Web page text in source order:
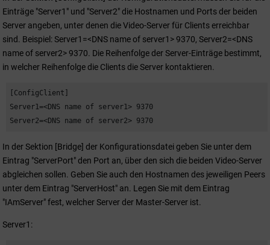
Einträge "Server1" und "Server2" die Hostnamen und Ports der beiden
Server angeben, unter denen die Video-Server für Clients erreichbar
sind. Beispiel: Server1=<DNS name of server1> 9370, Server2=<DNS
name of server2> 9370. Die Reihenfolge der Server-Einträge bestimmt,
in welcher Reihenfolge die Clients die Server kontaktieren.
[ConfigClient]
Server1=<DNS name of server1> 9370
Server2=<DNS name of server2> 9370
In der Sektion [Bridge] der Konfigurationsdatei geben Sie unter dem
Eintrag "ServerPort" den Port an, über den sich die beiden Video-Server
abgleichen sollen. Geben Sie auch den Hostnamen des jeweiligen Peers
unter dem Eintrag "ServerHost" an. Legen Sie mit dem Eintrag
"IAmServer" fest, welcher Server der Master-Server ist.
Server1: